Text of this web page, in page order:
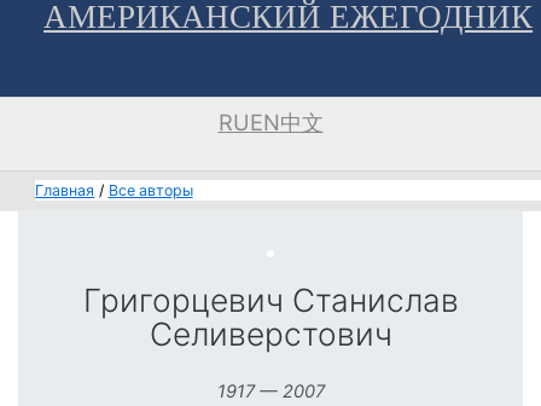
ПерейтиАМЕРИКАНСКИЙ ЕЖЕГОДНИК
RUEN中文
Главная Все авторы
Григорцевич Станислав
Селиверстович
1917 — 2007